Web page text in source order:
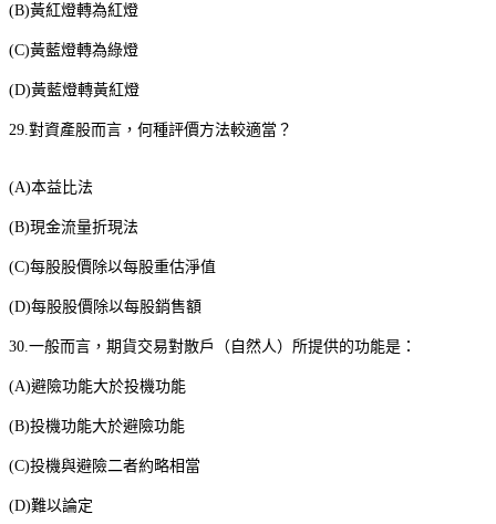
(B)黃紅燈轉為紅燈
(C)黃藍燈轉為綠燈
(D)黃藍燈轉黃紅燈
29. 對資產股而言，何種評價方法較適當？
(A)本益比法
(B)現金流量折現法
(C)每股股價除以每股重估淨值
(D)每股股價除以每股銷售額
30. 一般而言，期貨交易對散戶（自然人）所提供的功能是：
(A)避險功能大於投機功能
(B)投機功能大於避險功能
(C)投機與避險二者約略相當
(D)難以論定